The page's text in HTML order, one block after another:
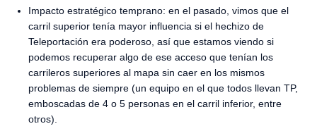
Impacto estratégico temprano: en el pasado, vimos que el
carril superior tenía mayor influencia si el hechizo de
Teleportación era poderoso, así que estamos viendo si
podemos recuperar algo de ese acceso que tenían los
carrileros superiores al mapa sin caer en los mismos
problemas de siempre (un equipo en el que todos llevan TP,
emboscadas de 4 o 5 personas en el carril inferior, entre
otros).